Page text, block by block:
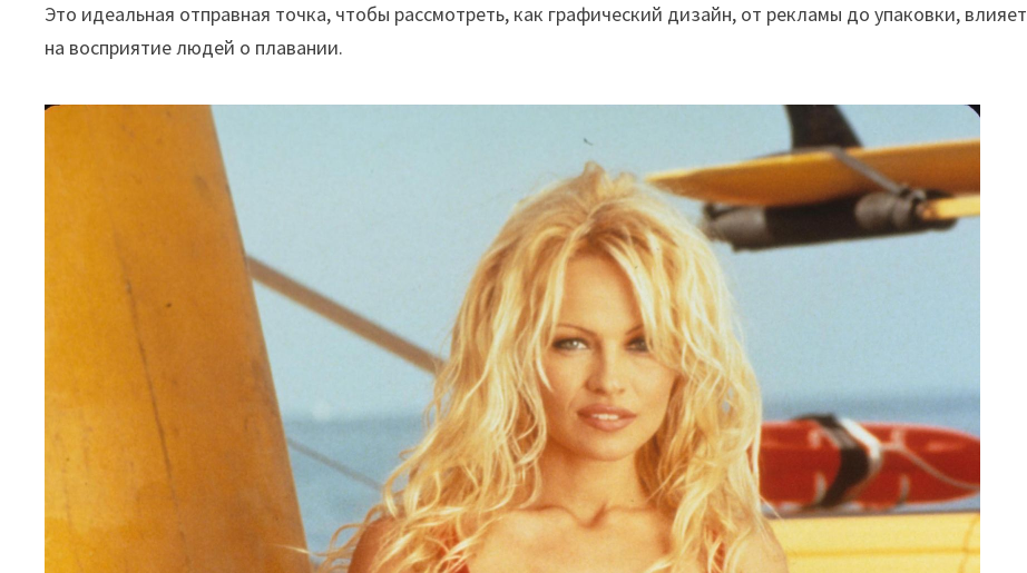
Это идеальная отправная точка, чтобы рассмотреть, как графический дизайн, от рекламы до упаковки, влияет
на восприятие людей о плавании.